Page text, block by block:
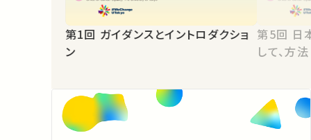
第1回 ガイダンスとイントロダクショ
ン
第5回 日本史学とジェンダー：対象と
して、方